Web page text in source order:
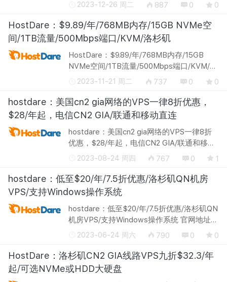
管在日本大阪 XTOM 机房，接入的是接...
2023-12-26 周二 887 0 0
HostDare：$9.89/年/768MB内存/15GB NVMe空
间/1TB流量/500Mbps端口/KVM/洛杉矶
HostDare：$9.89/年/768MB内存/15GB
NVMe空间/1TB流量/500Mbps端口/KVM/洛
杉矶 官网地址：http://hostdare.com/
VPS，2016年4月之前就成立了科介绍过多
次，数据中心...
2023-11-21 周二 737 0 0
hostdare：美国cn2 gia网络的VPS一律8折优惠，
$28/年起，电信CN2 GIA/联通和移动直连
hostdare：美国cn2 gia网络的VPS一律8折
优惠，$28/年起，电信CN2 GIA/联通和移动
直连 官网地址：http://hostdare.com/
折优惠促销，仅限季付或者更长周期的付...
2023-08-24 周四 767 0 1
hostdare：低至$20/年/7.5折优惠/洛杉矶QN机房
VPS/支持Windows操作系统
hostdare：低至$20/年/7.5折优惠/洛杉矶QN
机房VPS/支持Windows操作系统 官网地址：
http://hostdare.com/ hostdare的所有VPS全
当前针对常规国际线路的VPS搞7.5...
2023-06-24 周六 790 0 0
HostDare：洛杉矶CN2 GIA线路VPS九折$32.3/年
起/可选NVMe或HDD大硬盘